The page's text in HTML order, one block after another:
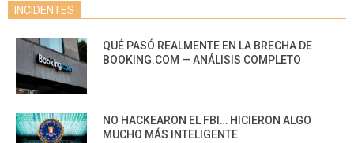
INCIDENTES
QUÉ PASÓ REALMENTE EN LA BRECHA DE
BOOKING.COM — ANÁLISIS COMPLETO
NO HACKEARON EL FBI… HICIERON ALGO
MUCHO MÁS INTELIGENTE